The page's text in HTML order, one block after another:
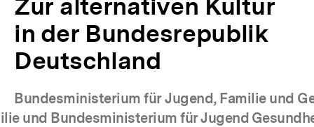
Zur alternativen Kultur
in der Bundesrepublik
Deutschland
Bundesministerium für Jugend, Familie und
(Mehr zum
und Bundesministerium für Jugend